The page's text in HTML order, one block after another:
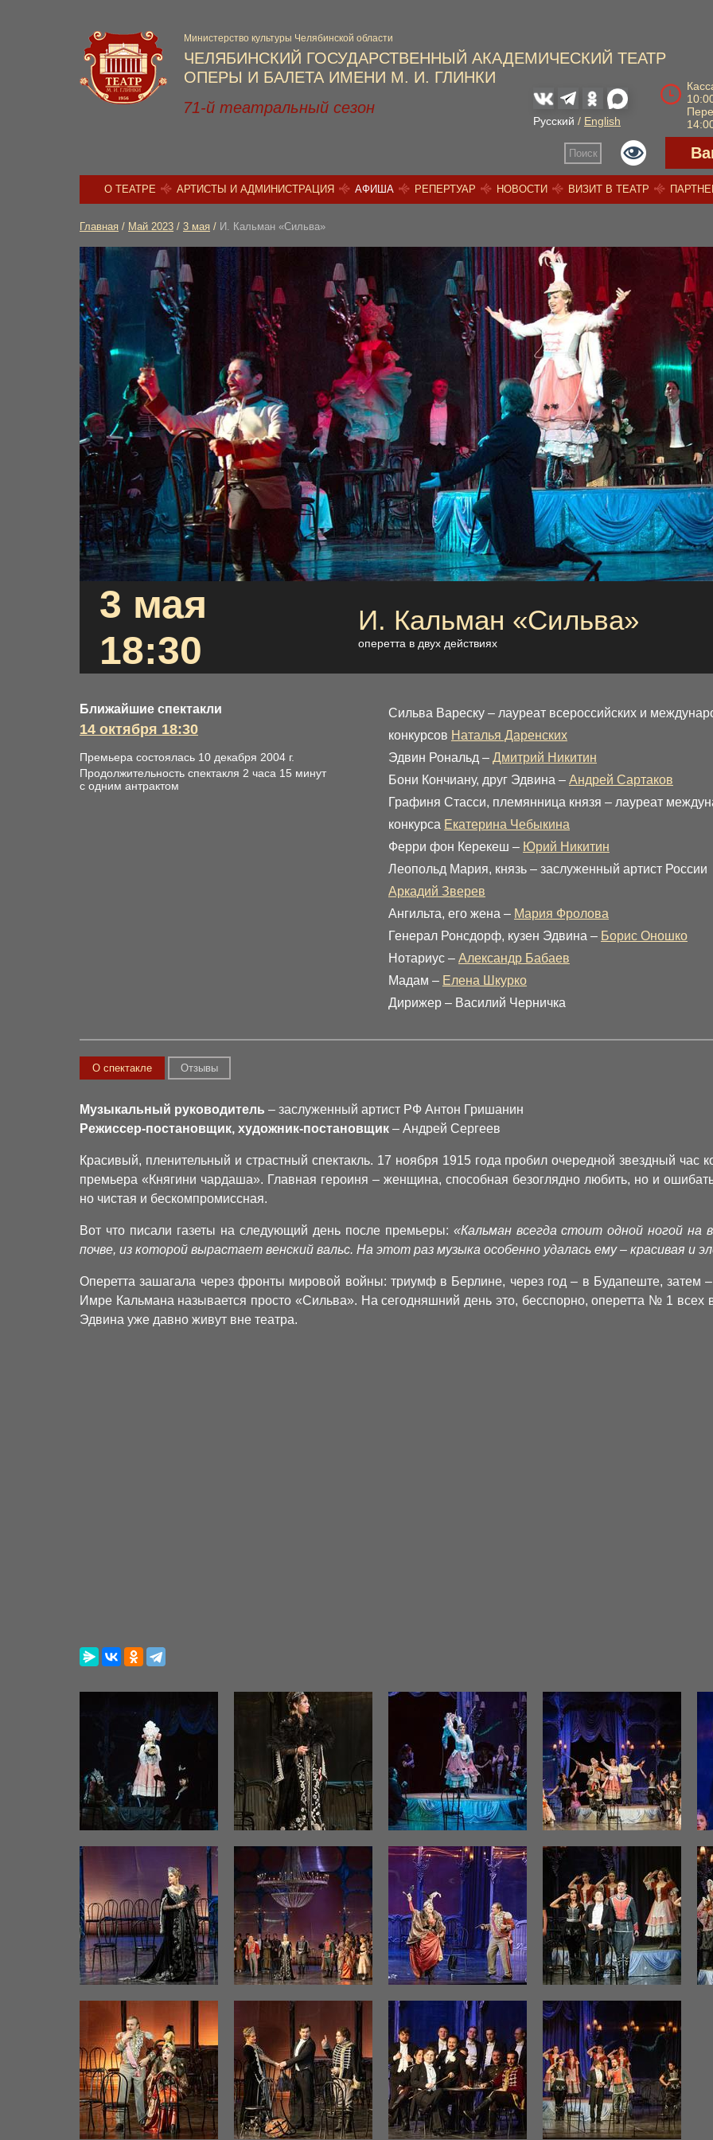
ЧЕЛЯБИНСКИЙ ГОСУДАРСТВЕННЫЙ АКАДЕМИЧЕСКИЙ ТЕАТР
ОПЕРЫ И БАЛЕТА ИМЕНИ М. И. ГЛИНКИ
Министерство культуры Челябинской области
Русский / English
71-й театральный сезон
Поиск
О ТЕАТРЕ АРТИСТЫ И АДМИНИСТРАЦИЯ АФИША РЕПЕРТУАР НОВОСТИ ВИЗИТ В ТЕАТР
Главная / Май 2023 / 3 мая / И. Кальман «Сильва»
3 мая
18:30
И. Кальман «Сильва»
оперетта в двух действиях
Ближайшие спектакли
14 октября 18:30
Премьера состоялась 10 декабря 2004 г.
Продолжительность спектакля 2 часа 15 минут
с одним антрактом
Сильва Вареску – лауреат всероссийских и
конкурсов Наталья Даренских
Эдвин Рональд – Дмитрий Никитин
Бони Кончиану, друг Эдвина – Андрей Сартаков
Графиня Стасси, племянница князя – лауреат
конкурса Екатерина Чебыкина
Ферри фон Керекеш – Юрий Никитин
Леопольд Мария, князь – заслуженный артист России
Аркадий Зверев
Ангильта, его жена – Мария Фролова
Генерал Ронсдорф, кузен Эдвина – Борис Оношко
Нотариус – Александр Бабаев
Мадам – Елена Шкурко
Дирижер – Василий Черничка
О спектакле Отзывы
Музыкальный руководитель – заслуженный артист РФ Антон Гришанин
Режиссер-постановщик, художник-постановщик – Андрей Сергеев
Красивый, пленительный и страстный спектакль. 17 ноября 1915 года пробил очередной звездный час
премьера «Княгини чардаша». Главная героиня – женщина, способная безоглядно любить, но и
но чистая и бескомпромиссная.
Вот что писали газеты на следующий день после премьеры: «Кальман всегда стоит одной ногой на
почве, из которой вырастает венский вальс. На этот раз музыка особенно удалась ему – красивая и
Оперетта зашагала через фронты мировой войны: триумф в Берлине, через год – в Будапеште,
Имре Кальмана называется просто «Сильва». На сегодняшний день это, бесспорно, оперетта № 1
Эдвина уже давно живут вне театра.